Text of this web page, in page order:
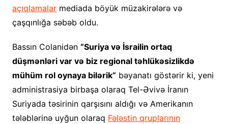
açıqlamalarmediada böyük müzakirələrə və
çaşqınlığa səbəb oldu.
Bassın Colanidən “Suriya və İsrailin ortaq
düşmənləri var və biz regional təhlükəsizlikdə
mühüm rol oynaya bilərik” bəyanatı göstərir ki, yeni
administrasiya birbaşa olaraq Tel-Əvivə İranın
Suriyada təsirinin qarşısını aldığı və Amerikanın
tələblərinə uyğun olaraq Fələstin qruplarının